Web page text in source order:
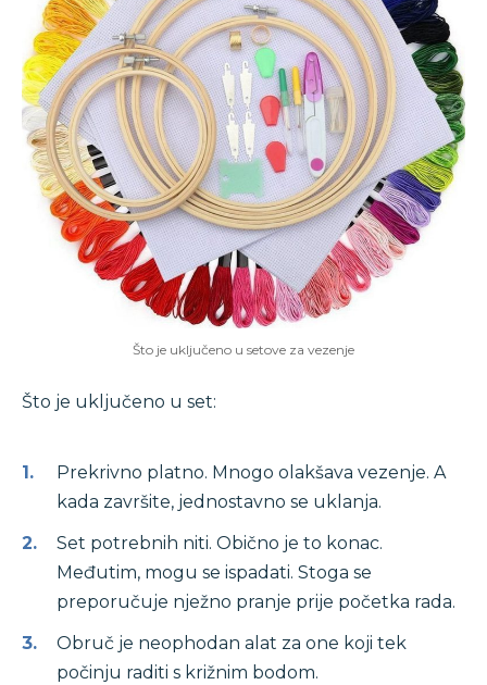
Što je uključeno u setove za vezenje
Što je uključeno u set:
Prekrivno platno. Mnogo olakšava vezenje. A
kada završite, jednostavno se uklanja.
Set potrebnih niti. Obično je to konac.
Međutim, mogu se ispadati. Stoga se
preporučuje nježno pranje prije početka rada.
Obruč je neophodan alat za one koji tek
počinju raditi s križnim bodom.